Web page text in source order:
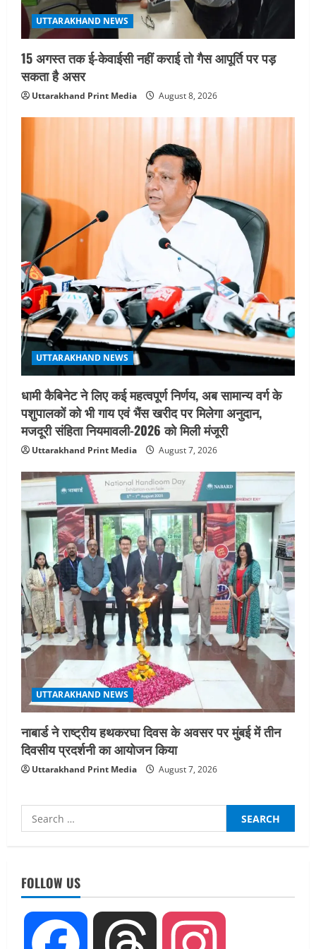
n UTTARAKHAND NEWS
15 अगस्त तक ई-केवाईसी नहीं कराई तो गैस आपूर्ति पर पड़
सकता है असर
Uttarakhand Print Media August 8, 2026
UTTARAKHAND NEWS
धामी कैबिनेट ने लिए कई महत्वपूर्ण निर्णय, अब सामान्य वर्ग के
पशुपालकों को भी गाय एवं भैंस खरीद पर मिलेगा अनुदान,
मजदूरी संहिता नियमावली-2026 को मिली मंजूरी
Uttarakhand Print Media August 7, 2026
UTTARAKHAND NEWS
नाबार्ड ने राष्ट्रीय हथकरघा दिवस के अवसर पर मुंबई में तीन
दिवसीय प्रदर्शनी का आयोजन किया
Uttarakhand Print Media August 7, 2026
Search
for:
FOLLOW US
Facebook Threads
खरीद पर मिलेगा अनुदान, मजदूरी संहिता
नियमावली-2026 को मिली मंजूरी
August 7, 2026